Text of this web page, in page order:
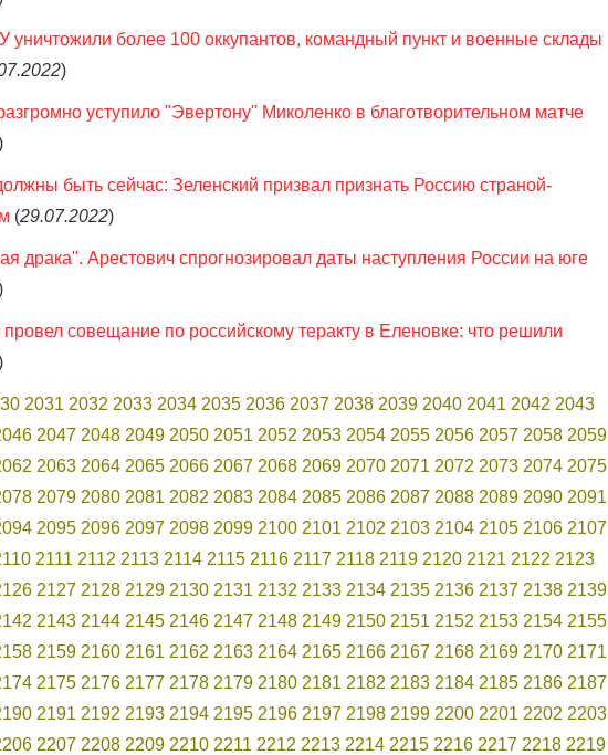
уничтожили более 100 оккупантов, командный пункт и военные склады
)
уступило "Эвертону" Миколенко в благотворительном матче
быть сейчас: Зеленский призвал признать Россию страной-
(29.07.2022)
драка". Арестович спрогнозировал даты наступления России на юге
провел совещание по российскому теракту в Еленовке: что решили
2031 2032 2033 2034 2035 2036 2037 2038 2039 2040 2041 2042 2043
2047 2048 2049 2050 2051 2052 2053 2054 2055 2056 2057 2058 2059
2063 2064 2065 2066 2067 2068 2069 2070 2071 2072 2073 2074 2075
2079 2080 2081 2082 2083 2084 2085 2086 2087 2088 2089 2090 2091
2095 2096 2097 2098 2099 2100 2101 2102 2103 2104 2105 2106 2107
2111 2112 2113 2114 2115 2116 2117 2118 2119 2120 2121 2122 2123
2127 2128 2129 2130 2131 2132 2133 2134 2135 2136 2137 2138 2139
2143 2144 2145 2146 2147 2148 2149 2150 2151 2152 2153 2154 2155
2159 2160 2161 2162 2163 2164 2165 2166 2167 2168 2169 2170 2171
2175 2176 2177 2178 2179 2180 2181 2182 2183 2184 2185 2186 2187
2191 2192 2193 2194 2195 2196 2197 2198 2199 2200 2201 2202 2203
2207 2208 2209 2210 2211 2212 2213 2214 2215 2216 2217 2218 2219